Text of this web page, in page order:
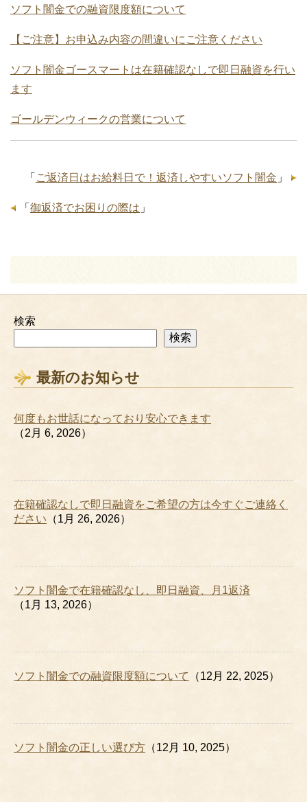
ソフト闇金での融資限度額について
【ご注意】お申込み内容の間違いにご注意ください
ソフト闇金ゴースマートは在籍確認なしで即日融資を行い
ます
ゴールデンウィークの営業について
「 ご返済日はお給料日で！返済しやすいソフト闇金 」
「 御返済でお困りの際は 」
検索
検索
最新のお知らせ
何度もお世話になっており安心できます
（2月 6, 2026）
在籍確認なしで即日融資をご希望の方は今すぐご連絡く
ださい （1月 26, 2026）
ソフト闇金で在籍確認なし、即日融資、月1返済
（1月 13, 2026）
ソフト闇金での融資限度額について （12月 22, 2025）
ソフト闇金の正しい選び方 （12月 10, 2025）